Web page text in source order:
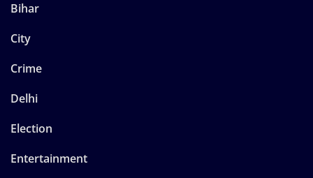
Bihar
City
Crime
Delhi
Election
Entertainment